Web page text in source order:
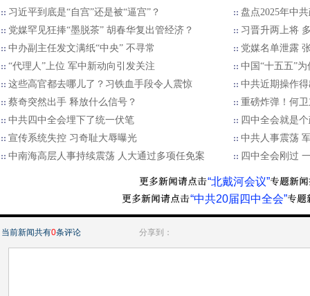
习近平到底是“自宫”还是被“逼宫”？
盘点2025年中
党媒罕见狂捧“墨脱茶” 胡春华复出管经济？
习晋升两上将
中办副主任发文满纸“中央” 不寻常
党媒名单泄露
“代理人”上位 军中新动向引发关注
中国“十五五”
这些高官都去哪儿了？习铁血手段令人震惊
中共近期操作
蔡奇突然出手 释放什么信号？
重磅炸弹！何
中共四中全会埋下了统一伏笔
四中全会就是
宣传系统失控 习奇耻大辱曝光
中共人事震荡
中南海高层人事持续震荡 人大通过多项任免案
四中全会刚过
“北戴河会议”
“中共20届四中全会”
当前新闻共有0条评论 分享到：